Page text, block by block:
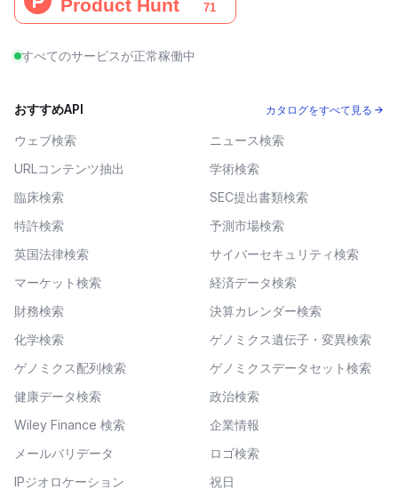
すべてのサービスが正常稼働中
おすすめAPI カタログをすべて見る →
ウェブ検索
ニュース検索
URLコンテンツ抽出
学術検索
臨床検索
SEC提出書類検索
特許検索
予測市場検索
英国法律検索
サイバーセキュリティ検索
マーケット検索
経済データ検索
財務検索
決算カレンダー検索
化学検索
ゲノミクス遺伝子・変異検索
ゲノミクス配列検索
ゲノミクスデータセット検索
健康データ検索
政治検索
Wiley Finance 検索
企業情報
メールバリデータ
ロゴ検索
IPジオロケーション
祝日